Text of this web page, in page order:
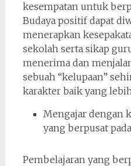
kesempatan untuk
Budaya positif dapat
menerapkan
sekolah serta sikap
menerima dan
sebuah “kelupaan”
karakter baik yang
Mengajar dengan
yang berpusat
Pembelajaran yang